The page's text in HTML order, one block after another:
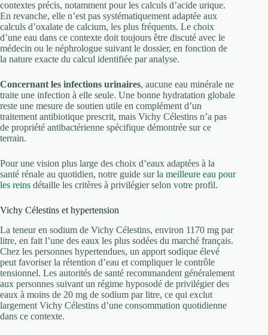
contextes précis, notamment pour les calculs d’acide urique.
En revanche, elle n’est pas systématiquement adaptée aux
calculs d’oxalate de calcium, les plus fréquents. Le choix
d’une eau dans ce contexte doit toujours être discuté avec le
médecin ou le néphrologue suivant le dossier, en fonction de
la nature exacte du calcul identifiée par analyse.
Concernant les infections urinaires, aucune eau minérale ne
traite une infection à elle seule. Une bonne hydratation globale
reste une mesure de soutien utile en complément d’un
traitement antibiotique prescrit, mais Vichy Célestins n’a pas
de propriété antibactérienne spécifique démontrée sur ce
terrain.
Pour une vision plus large des choix d’eaux adaptées à la
santé rénale au quotidien, notre guide sur la meilleure eau pour
les reins détaille les critères à privilégier selon votre profil.
Vichy Célestins et hypertension
La teneur en sodium de Vichy Célestins, environ 1170 mg par
litre, en fait l’une des eaux les plus sodées du marché français.
Chez les personnes hypertendues, un apport sodique élevé
peut favoriser la rétention d’eau et compliquer le contrôle
tensionnel. Les autorités de santé recommandent généralement
aux personnes suivant un régime hyposodé de privilégier des
eaux à moins de 20 mg de sodium par litre, ce qui exclut
largement Vichy Célestins d’une consommation quotidienne
dans ce contexte.